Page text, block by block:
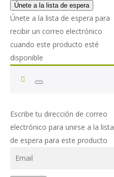
original
era:
14.00€.
actual
es:
10.00€.
Únete a la lista de espera
Únete a la lista de espera para
recibir un correo electrónico
cuando este producto esté
disponible
Descartar
Escribe tu dirección de correo
electrónico para unirse a la lista
de espera para este producto